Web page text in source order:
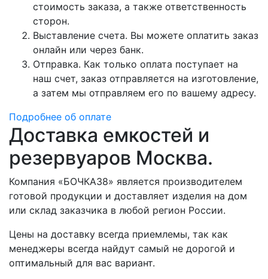
стоимость заказа, а также ответственность
сторон.
Выставление счета. Вы можете оплатить заказ
онлайн или через банк.
Отправка. Как только оплата поступает на
наш счет, заказ отправляется на изготовление,
а затем мы отправляем его по вашему адресу.
Подробнее об оплате
Доставка емкостей и
резервуаров Москва.
Компания «БОЧКА38» является производителем
готовой продукции и доставляет изделия на дом
или склад заказчика в любой регион России.
Цены на доставку всегда приемлемы, так как
менеджеры всегда найдут самый не дорогой и
оптимальный для вас вариант.